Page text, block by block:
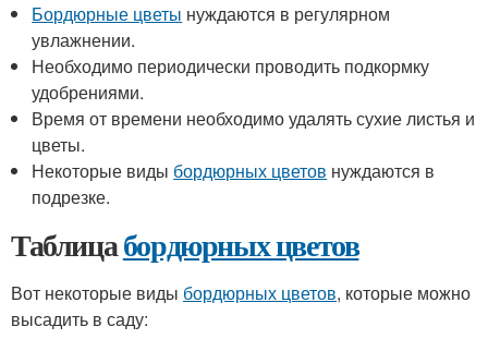
Бордюрные цветы нуждаются в регулярном
увлажнении.
Необходимо периодически проводить подкормку
удобрениями.
Время от времени необходимо удалять сухие листья и
цветы.
Некоторые виды бордюрных цветов нуждаются в
подрезке.
Таблицабордюрных цветов
Вот некоторые виды бордюрных цветов, которые можно
высадить в саду: